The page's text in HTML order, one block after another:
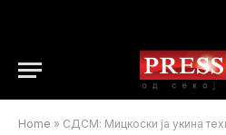
Home » СДСМ: Мицкоски ја укина техничката влада на